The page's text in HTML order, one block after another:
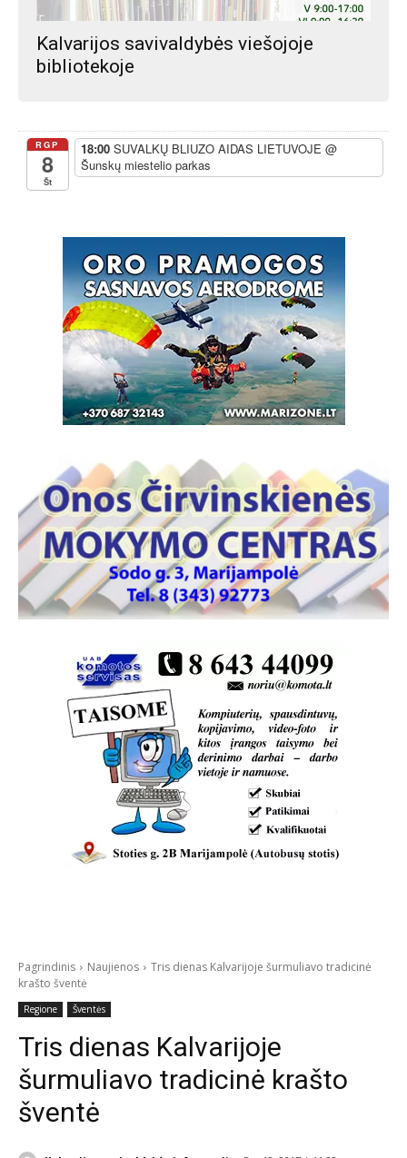
Kalvarijos savivaldybės viešojoje
bibliotekoje
RGP
8
Št
18:00 SUVALKŲ BLIUZO AIDAS LIETUVOJE @
Šunskų miestelio parkas